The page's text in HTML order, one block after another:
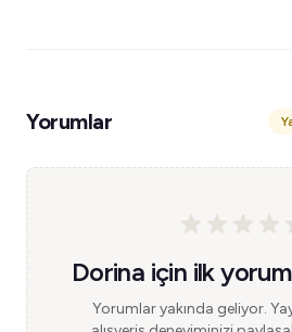
Yorumlar
Dorina için ilk
Yorumlar yakında geliyor.